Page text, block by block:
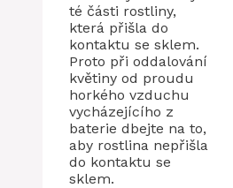
té části rostliny,
která přišla do
kontaktu se sklem.
Proto při oddalování
květiny od proudu
horkého vzduchu
vycházejícího z
baterie dbejte na to,
aby rostlina nepřišla
do kontaktu se
sklem.